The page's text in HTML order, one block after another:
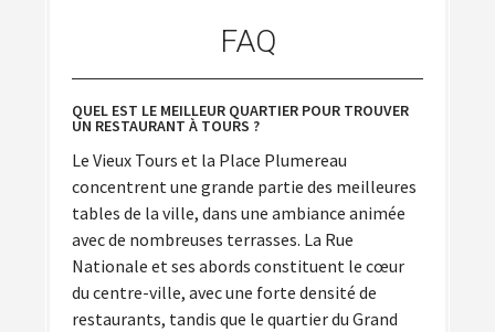
FAQ
QUEL EST LE MEILLEUR QUARTIER POUR TROUVER
UN RESTAURANT À TOURS ?
Le Vieux Tours et la Place Plumereau
concentrent une grande partie des meilleures
tables de la ville, dans une ambiance animée
avec de nombreuses terrasses. La Rue
Nationale et ses abords constituent le cœur
du centre-ville, avec une forte densité de
restaurants, tandis que le quartier du Grand